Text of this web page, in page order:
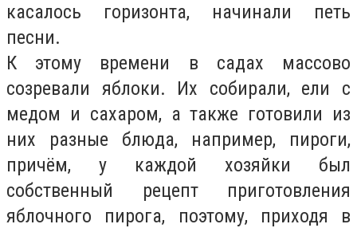
касалось горизонта, начинали петь
песни.
К этому времени в садах массово
созревали яблоки. Их собирали, ели с
медом и сахаром, а также готовили из
них разные блюда, например, пироги,
причём, у каждой хозяйки был
собственный рецепт приготовления
яблочного пирога, поэтому, приходя в